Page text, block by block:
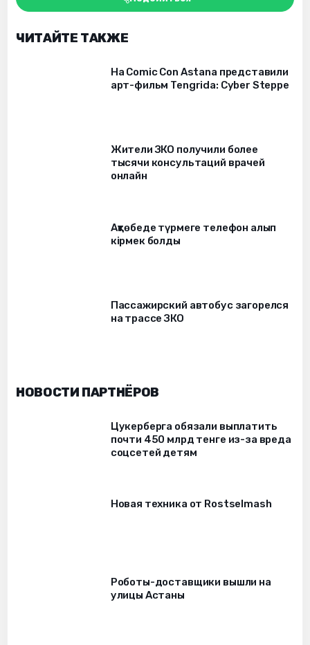
ЧИТАЙТЕ ТАКЖЕ
На Comic Con Astana представили
арт-фильм Tengrida: Cyber Steppe
Жители ЗКО получили более
тысячи консультаций врачей
онлайн
Ақтөбеде түрмеге телефон алып
кірмек болды
Пассажирский автобус загорелся
на трассе ЗКО
НОВОСТИ ПАРТНЁРОВ
Цукерберга обязали выплатить
почти 450 млрд тенге из-за вреда
соцсетей детям
Новая техника от Rostselmash
Роботы-доставщики вышли на
улицы Астаны